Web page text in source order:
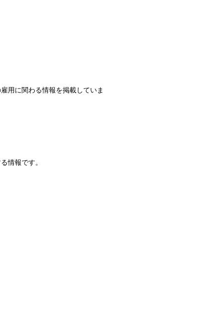
用に関わる情報を掲載していま
情報です。